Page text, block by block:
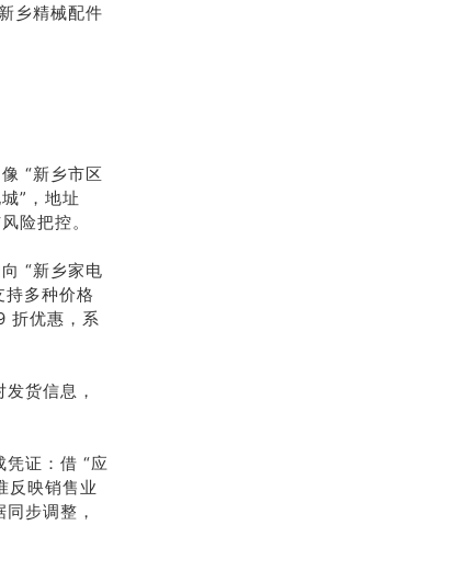
乡精械配件
“新乡市区
”，地址
险把控。
“新乡家电
多种价格
折优惠，系
货信息，
凭证：借 “应
反映销售业
步调整，